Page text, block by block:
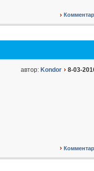
автор: Kondor 8-03-